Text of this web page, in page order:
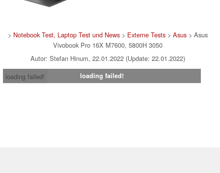
> Notebook Test, Laptop Test und News> Externe Tests> Asus> Asus
Vivobook Pro 16X M7600, 5800H 3050
Autor: Stefan Hinum, 22.01.2022 (Update: 22.01.2022)
loading failed!
loading failed!